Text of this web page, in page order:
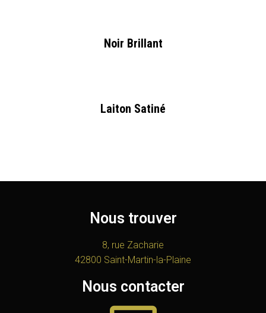
Noir Brillant
Laiton Satiné
Nous trouver
8, rue Zacharie
42800 Saint-Martin-la-Plaine
Nous contacter